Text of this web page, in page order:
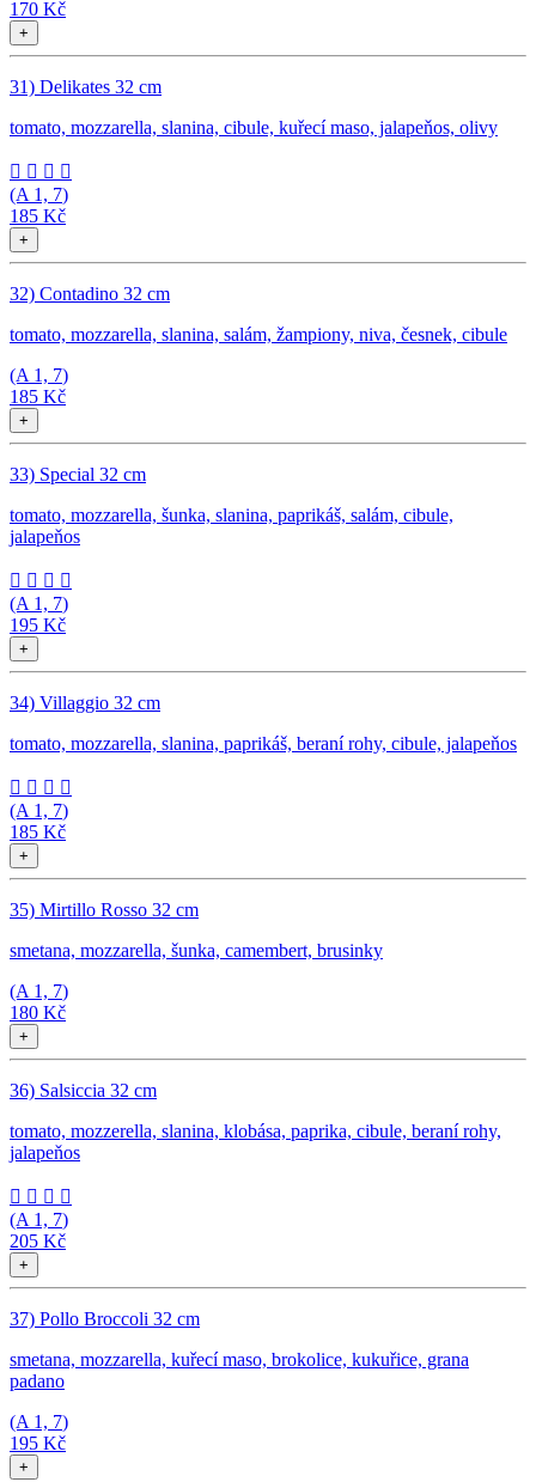
170 Kč
+
31) Delikates 32 cm
tomato, mozzarella, slanina, cibule, kuřecí maso, jalapeňos, olivy
   
(A 1, 7)
185 Kč
+
32) Contadino 32 cm
tomato, mozzarella, slanina, salám, žampiony, niva, česnek, cibule
(A 1, 7)
185 Kč
+
33) Special 32 cm
tomato, mozzarella, šunka, slanina, paprikáš, salám, cibule,
jalapeňos
   
(A 1, 7)
195 Kč
+
34) Villaggio 32 cm
tomato, mozzarella, slanina, paprikáš, beraní rohy, cibule, jalapeňos
   
(A 1, 7)
185 Kč
+
35) Mirtillo Rosso 32 cm
smetana, mozzarella, šunka, camembert, brusinky
(A 1, 7)
180 Kč
+
36) Salsiccia 32 cm
tomato, mozzerella, slanina, klobása, paprika, cibule, beraní rohy,
jalapeňos
   
(A 1, 7)
205 Kč
+
37) Pollo Broccoli 32 cm
smetana, mozzarella, kuřecí maso, brokolice, kukuřice, grana
padano
(A 1, 7)
195 Kč
+